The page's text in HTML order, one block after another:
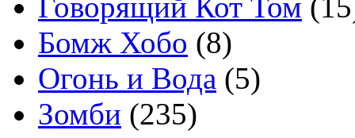
Бомж Хобо (8)
Огонь и Вода (5)
Зомби (235)